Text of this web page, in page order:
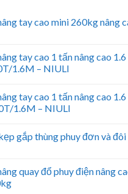
tay cao mini 260kg nâng
tay cao 1 tấn nâng cao
1.6M – NIULI
tay cao 1 tấn nâng cao
1.6M – NIULI
gắp thùng phuy đơn và đôi
quay đổ phuy điện nâng